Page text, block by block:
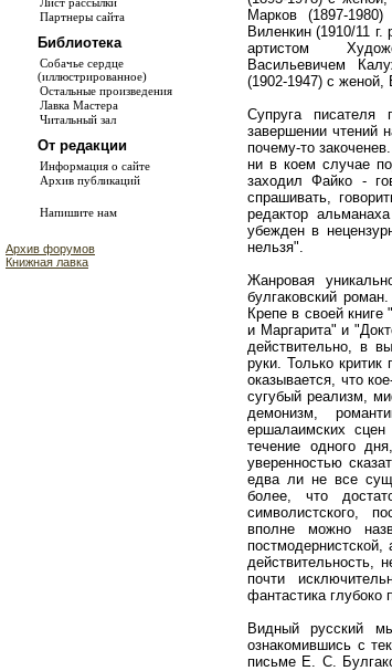
Партнеры сайта
Библиотека
Собачье сердце
(иллюстрированное)
Остальные произведения
Лавка Мастера
Читальный зал
От редакции
Информация о сайте
Архив публикаций
Напишите нам
Архив форумов
Книжная лавка
Марков (1897-
Виленкин (1910/11
артистом
Васильевичем
(1902-1947) с
Супруга писателя
завершении чтений
почему-то
ни в коем случае
заходил Файко -
спрашивать,
редактор
убежден в
нельзя".
Жанровая
булгаковский
Крепе в своей
и Маргарита" и
действительно, в
руки. Только
оказывается, что
сугубый реализм,
демонизм,
ершалаимских
течение одного
уверенностью
едва ли не все
более, что
символистского,
вполне можно
действительность,
почти
фантастика глубоко
Видный русский
ознакомившись с
письме Е. С.